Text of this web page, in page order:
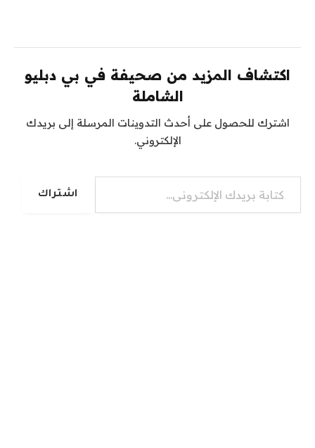
اكتشاف المزيد من صحيفة في بي دبليو
الشاملة
اشترك للحصول على أحدث التدوينات المرسلة إلى بريدك
الإلكتروني.
كتابة بريدك الإلكتروني...
اشتراك